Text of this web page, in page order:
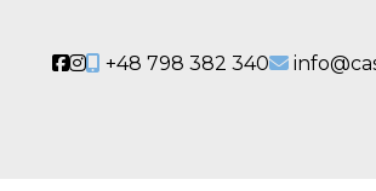
Social link
Social link
+48 798 382 340